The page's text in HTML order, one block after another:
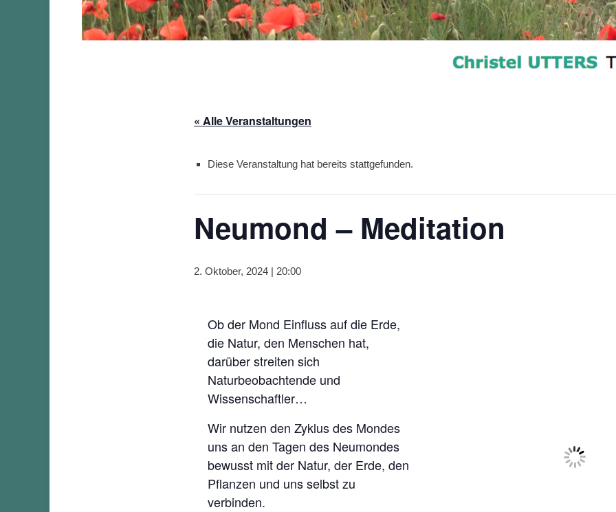
« Alle Veranstaltungen
Diese Veranstaltung hat bereits stattgefunden.
Neumond – Meditation
2. Oktober, 2024 | 20:00
Ob der Mond Einfluss auf die Erde,
die Natur, den Menschen hat,
darüber streiten sich
Naturbeobachtende und
Wissenschaftler…
Wir nutzen den Zyklus des Mondes
uns an den Tagen des Neumondes
bewusst mit der Natur, der Erde, den
Pflanzen und uns selbst zu
verbinden.